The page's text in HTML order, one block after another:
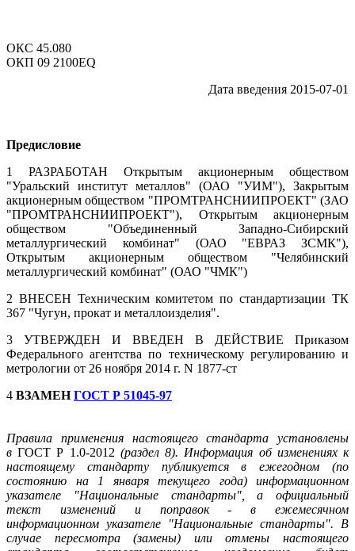
ОКС 45.080
ОКП 09 2100EQ
Дата введения 2015-07-01
Предисловие
1 РАЗРАБОТАН Открытым акционерным обществом
"Уральский институт металлов" (ОАО "УИМ"), Закрытым
акционерным обществом "ПРОМТРАНСНИИПРОЕКТ" (ЗАО
"ПРОМТРАНСНИИПРОЕКТ"), Открытым акционерным
обществом "Объединенный Западно-Сибирский
металлургический комбинат" (ОАО "ЕВРАЗ ЗСМК"),
Открытым акционерным обществом "Челябинский
металлургический комбинат" (ОАО "ЧМК")
2 ВНЕСЕН Техническим комитетом по стандартизации ТК
367 "Чугун, прокат и металлоизделия".
3 УТВЕРЖДЕН И ВВЕДЕН В ДЕЙСТВИЕ Приказом
Федерального агентства по техническому регулированию и
метрологии от 26 ноября 2014 г. N 1877-ст
4 ВЗАМЕНГОСТ Р 51045-97
Правила применения настоящего стандарта установлены
вГОСТ Р 1.0-2012 (раздел 8). Информация об изменениях к
настоящему стандарту публикуется в ежегодном (по
состоянию на 1 января текущего года) информационном
указателе "Национальные стандарты", а официальный
текст изменений и поправок - в ежемесячном
информационном указателе "Национальные стандарты". В
случае пересмотра (замены) или отмены настоящего